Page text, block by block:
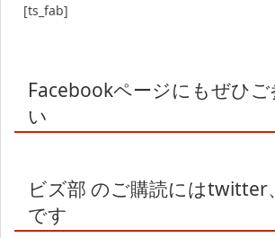
[ts_fab]
Facebookページにもぜひご
い
ビズ部 のご購読にはtwitter
です